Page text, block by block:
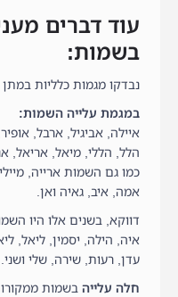
עוד דברים
בשמות:
נבדקו מגמות כלליות במתן
במגמת עלייה השמות:
איילה, אביגיל, ארבל,
הלל, הללי, מיאל, אריאל,
כמו גם השמות ארייה,
אמה, איב, גאיה ואן.
דווקא, בשנים אלו היו
איה, הילה, יסמין, ליאל,
עדן, רעות, שירה, שלי ושני.
חלה עלייהבשמות